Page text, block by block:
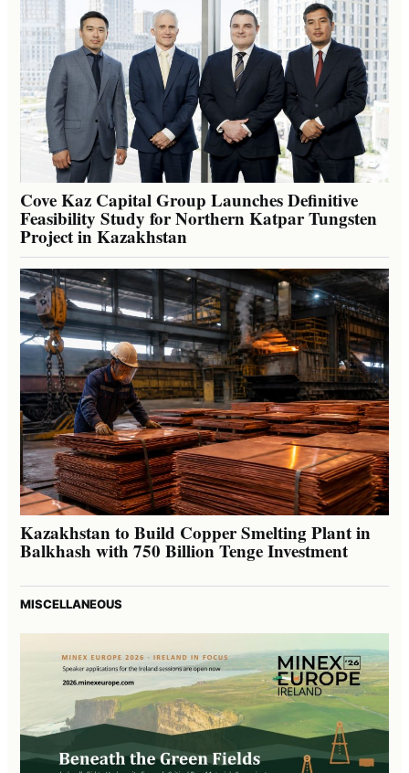
Cove Kaz Capital Group Launches Definitive
Feasibility Study for Northern Katpar Tungsten
Project in Kazakhstan
Kazakhstan to Build Copper Smelting Plant in
Balkhash with 750 Billion Tenge Investment
MISCELLANEOUS